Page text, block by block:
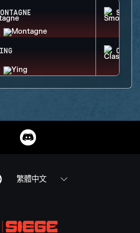
SMOKE
CLASH
繁體中文